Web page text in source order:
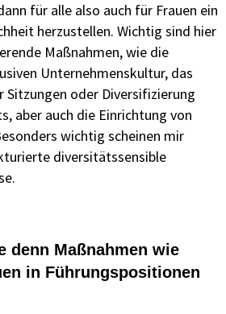
für alle also auch für Frauen ein
herzustellen. Wichtig sind hier
Maßnahmen, wie die
Unternehmenskultur, das
oder Diversifizierung
aber auch die Einrichtung von
wichtig scheinen mir
diversitätssensible
denn Maßnahmen wie
in Führungspositionen